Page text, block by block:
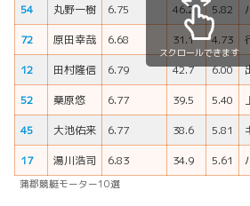
54
丸野一樹 6.75 46.2 5.82
72
原田幸哉 6.68 31.1 4.73
12
田村隆信 6.79 42.7 6.00
52
桑原悠 6.77 39.5 5.40
45
大池佑来 6.77 38.6 5.81
17
湯川浩司 6.83 34.9 5.61
スクロールできます
蒲郡競艇モーター10選